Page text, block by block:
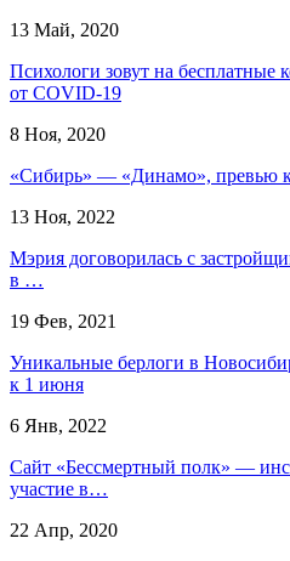
13 Май, 2020
Психологи зовут на бесплатные
от COVID-19
8 Ноя, 2020
«Сибирь» — «Динамо», превью
13 Ноя, 2022
Мэрия договорилась с
в …
19 Фев, 2021
Уникальные берлоги в
к 1 июня
6 Янв, 2022
Сайт «Бессмертный полк» —
участие в…
22 Апр, 2020